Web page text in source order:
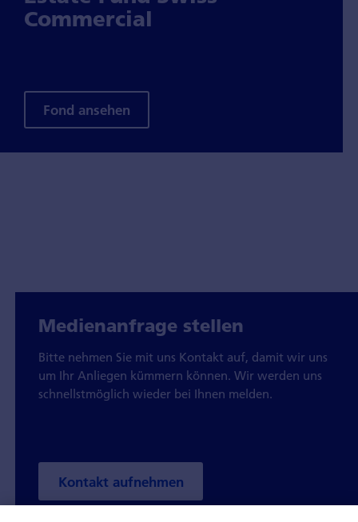
Commercial
Fond ansehen
Medienanfrage stellen
Bitte nehmen Sie mit uns Kontakt auf, damit wir uns
um Ihr Anliegen kümmern können. Wir werden uns
schnellstmöglich wieder bei Ihnen melden.
Kontakt aufnehmen